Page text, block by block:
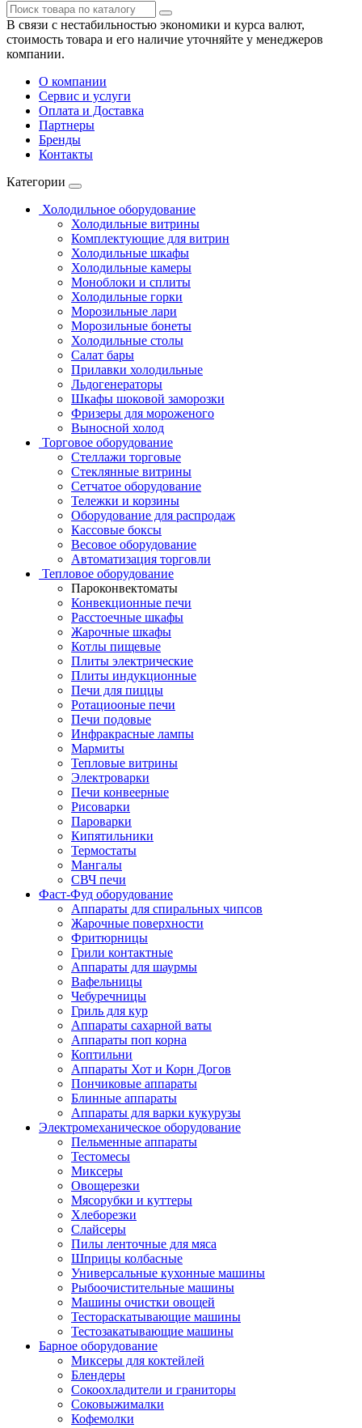
В связи с нестабильностью экономики и курса валют,
стоимость товара и его наличие уточняйте у менеджеров
компании.
О компании
Сервис и услуги
Оплата и Доставка
Партнеры
Бренды
Контакты
Категории
Холодильное оборудование
Холодильные витрины
Комплектующие для витрин
Холодильные шкафы
Холодильные камеры
Моноблоки и сплиты
Холодильные горки
Морозильные лари
Морозильные бонеты
Холодильные столы
Салат бары
Прилавки холодильные
Льдогенераторы
Шкафы шоковой заморозки
Фризеры для мороженого
Выносной холод
Торговое оборудование
Стеллажи торговые
Стеклянные витрины
Сетчатое оборудование
Тележки и корзины
Оборудование для распродаж
Кассовые боксы
Весовое оборудование
Автоматизация торговли
Тепловое оборудование
Пароконвектоматы
Конвекционные печи
Расстоечные шкафы
Жарочные шкафы
Котлы пищевые
Плиты электрические
Плиты индукционные
Печи для пиццы
Ротациооные печи
Печи подовые
Инфракрасные лампы
Мармиты
Тепловые витрины
Электроварки
Печи конвеерные
Рисоварки
Пароварки
Кипятильники
Термостаты
Мангалы
СВЧ печи
Фаст-Фуд оборудование
Аппараты для спиральных чипсов
Жарочные поверхности
Фритюрницы
Грили контактные
Аппараты для шаурмы
Вафельницы
Чебуречницы
Гриль для кур
Аппараты сахарной ваты
Аппараты поп корна
Коптильни
Аппараты Хот и Корн Догов
Пончиковые аппараты
Блинные аппараты
Аппараты для варки кукурузы
Электромеханическое оборудование
Пельменные аппараты
Тестомесы
Миксеры
Овощерезки
Мясорубки и куттеры
Хлеборезки
Слайсеры
Пилы ленточные для мяса
Шприцы колбасные
Универсальные кухонные машины
Рыбоочистительные машины
Машины очистки овощей
Тестораскатывающие машины
Тестозакатывающие машины
Барное оборудование
Миксеры для коктейлей
Блендеры
Сокоохладители и граниторы
Соковыжималки
Кофемолки